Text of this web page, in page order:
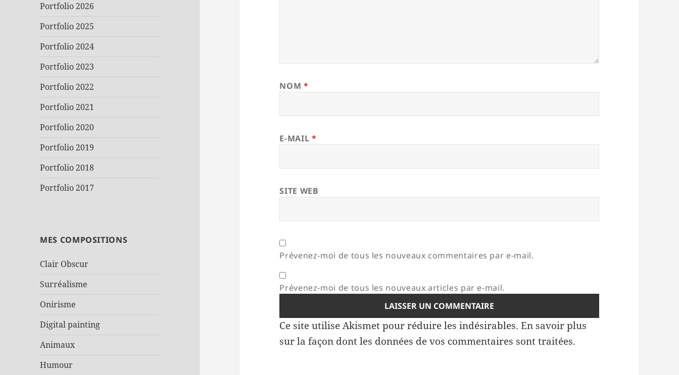
Portfolio 2026
Portfolio 2025
Portfolio 2024
Portfolio 2023
Portfolio 2022
Portfolio 2021
Portfolio 2020
Portfolio 2019
Portfolio 2018
Portfolio 2017
MES COMPOSITIONS
Clair Obscur
Surréalisme
Onirisme
Digital painting
Animaux
Humour
NOM *
E-MAIL *
SITE WEB
Prévenez-moi de tous les nouveaux commentaires par e-mail.
Prévenez-moi de tous les nouveaux articles par e-mail.
Ce site utilise Akismet pour réduire les indésirables.En savoir plus
sur la façon dont les données de vos commentaires sont traitées.